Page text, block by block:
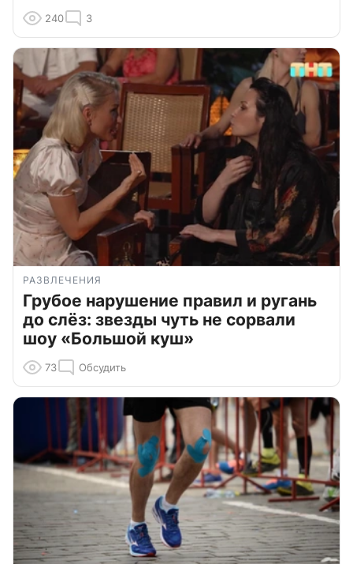
240 3
РАЗВЛЕЧЕНИЯ
Грубое нарушение правил и ругань
до слёз: звезды чуть не сорвали
шоу «Большой куш»
73 Обсудить